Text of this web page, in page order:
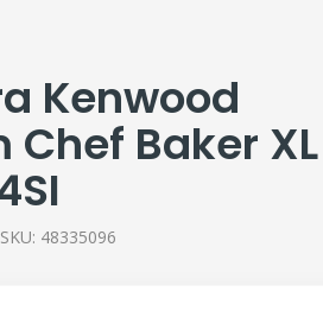
Kenwood
Baker XL
SKU: 48335096